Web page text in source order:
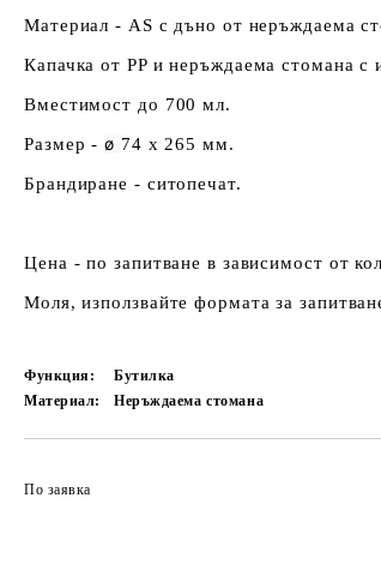
Материал - AS с дъно от неръждаема
Капачка от PP и неръждаема стомана с
Вместимост до 700 мл.
Размер -ø 74 х 265 мм.
Брандиране - ситопечат.
Цена - по запитване в зависимост от
Моля, използвайте формата за
Функция:
Бутилка
Материал:
Неръждаема стомана
По заявка